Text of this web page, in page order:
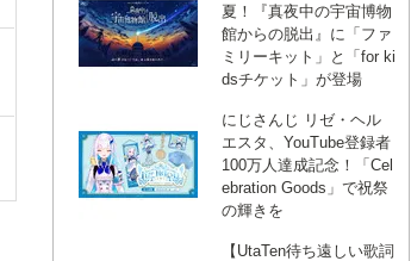
夏！『真夜中の宇宙博物
館からの脱出』に「ファ
ミリーキット」と「for ki
dsチケット」が登場
にじさんじ リゼ・ヘル
エスタ、YouTube登録者
100万人達成記念！「Cel
ebration Goods」で祝祭
の輝きを
【UtaTen待ち遠しい歌詞